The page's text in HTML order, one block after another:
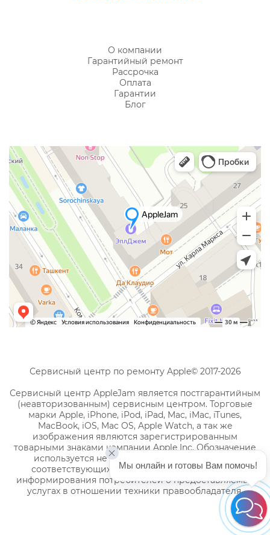
О компании
Гарантийный ремонт
Рассрочка
Оплата
Гарантии
Блог
Сервисный центр по ремонту Apple© 2017-2026
Сервисный центр AppleJam является постгарантийным
(неавторизованным) сервисным центром. Торговые
марки Apple, iPhone, iPod, iPad, Mac, iMac, iTunes,
MacBook, iOS, Mac OS, Apple Watch, а так же
изображения являются зарегистрированным
товарными знаками компании Apple Inc. Обозначение
используется не с целью индивидуализации
соответствующих услуг по ремонту, а с целью
информирования потребителей о предоставляемых
услугах в отношении техники правообладателя.
Мы онлайн и готовы Вам помочь!